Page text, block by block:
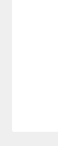
Dal
originali: